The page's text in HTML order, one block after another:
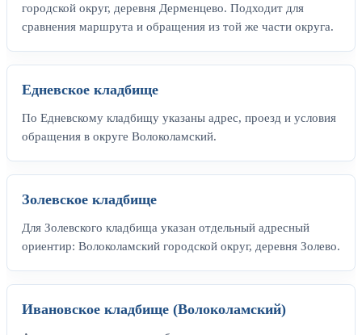
городской округ, деревня Дерменцево. Подходит для
сравнения маршрута и обращения из той же части округа.
Едневское кладбище
По Едневскому кладбищу указаны адрес, проезд и условия
обращения в округе Волоколамский.
Золевское кладбище
Для Золевского кладбища указан отдельный адресный
ориентир: Волоколамский городской округ, деревня Золево.
Ивановское кладбище (Волоколамский)